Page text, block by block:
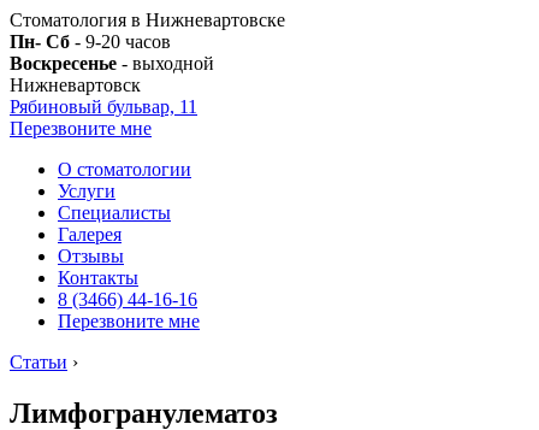
Стоматология в Нижневартовске
Пн- Сб - 9-20 часов
Воскресенье - выходной
Нижневартовск
Рябиновый бульвар, 11
Перезвоните мне
О стоматологии
Услуги
Специалисты
Галерея
Отзывы
Контакты
8 (3466) 44-16-16
Перезвоните мне
Статьи ›
Лимфогранулематоз